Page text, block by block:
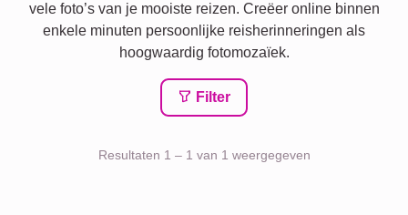
vele foto’s van je mooiste reizen. Creëer online binnen
enkele minuten persoonlijke reisherinneringen als
hoogwaardig fotomozaïek.
Filter
Resultaten 1 – 1 van 1 weergegeven